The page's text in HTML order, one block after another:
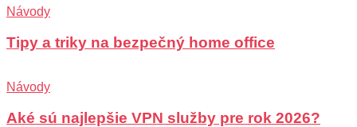
Návody
Tipy a triky na bezpečný home office
Návody
Aké sú najlepšie VPN služby pre rok 2026?